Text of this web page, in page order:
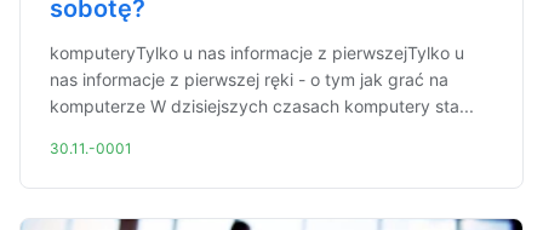
sobotę?
komputeryTylko u nas informacje z pierwszejTylko u
nas informacje z pierwszej ręki - o tym jak grać na
komputerze W dzisiejszych czasach komputery sta...
30.11.-0001